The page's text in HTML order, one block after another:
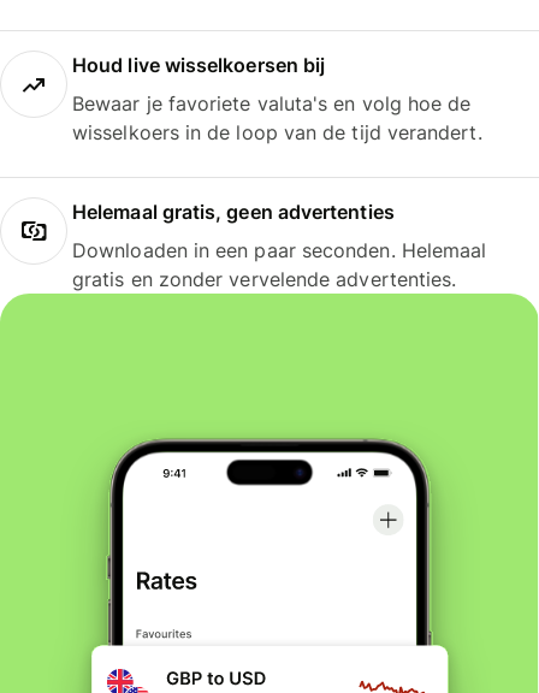
Houd live wisselkoersen bij
Bewaar je favoriete valuta's en volg hoe de
wisselkoers in de loop van de tijd verandert.
Helemaal gratis, geen advertenties
Downloaden in een paar seconden. Helemaal
gratis en zonder vervelende advertenties.